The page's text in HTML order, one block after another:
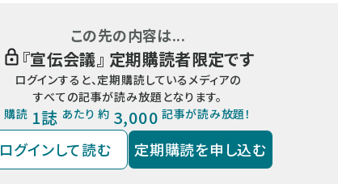
この先の内容は...
『宣伝会議』 定期購読者限定です
ログインすると、定期購読しているメディアの
すべての記事が読み放題となります。
購読 1誌 あたり 約 3,000 記事が読み放題！
ログインして読む 定期購読を申し込む